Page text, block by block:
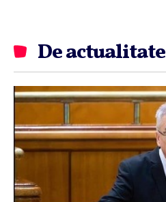
De actualitate